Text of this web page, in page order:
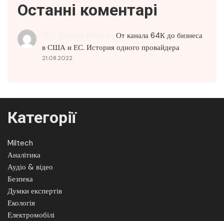
Останні коментарі
От канала 64К до бизнеса
в США и ЕС. История одного провайдера
21.08.2022
Категорії
Miltech
Аналітика
Аудіо & відео
Безпека
Думки експертів
Екологія
Електромобілі